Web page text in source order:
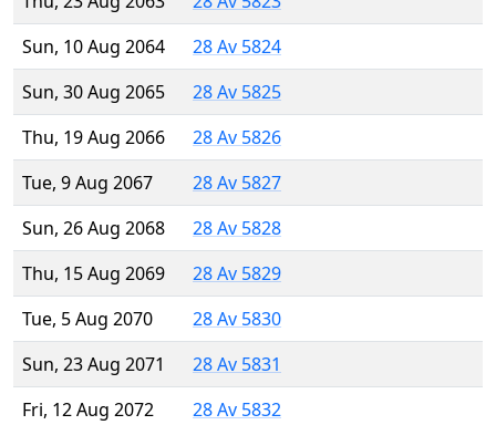
Sun, 10 Aug 2064
28 Av 5824
Sun, 30 Aug 2065
28 Av 5825
Thu, 19 Aug 2066
28 Av 5826
Tue, 9 Aug 2067
28 Av 5827
Sun, 26 Aug 2068
28 Av 5828
Thu, 15 Aug 2069
28 Av 5829
Tue, 5 Aug 2070
28 Av 5830
Sun, 23 Aug 2071
28 Av 5831
Fri, 12 Aug 2072
28 Av 5832